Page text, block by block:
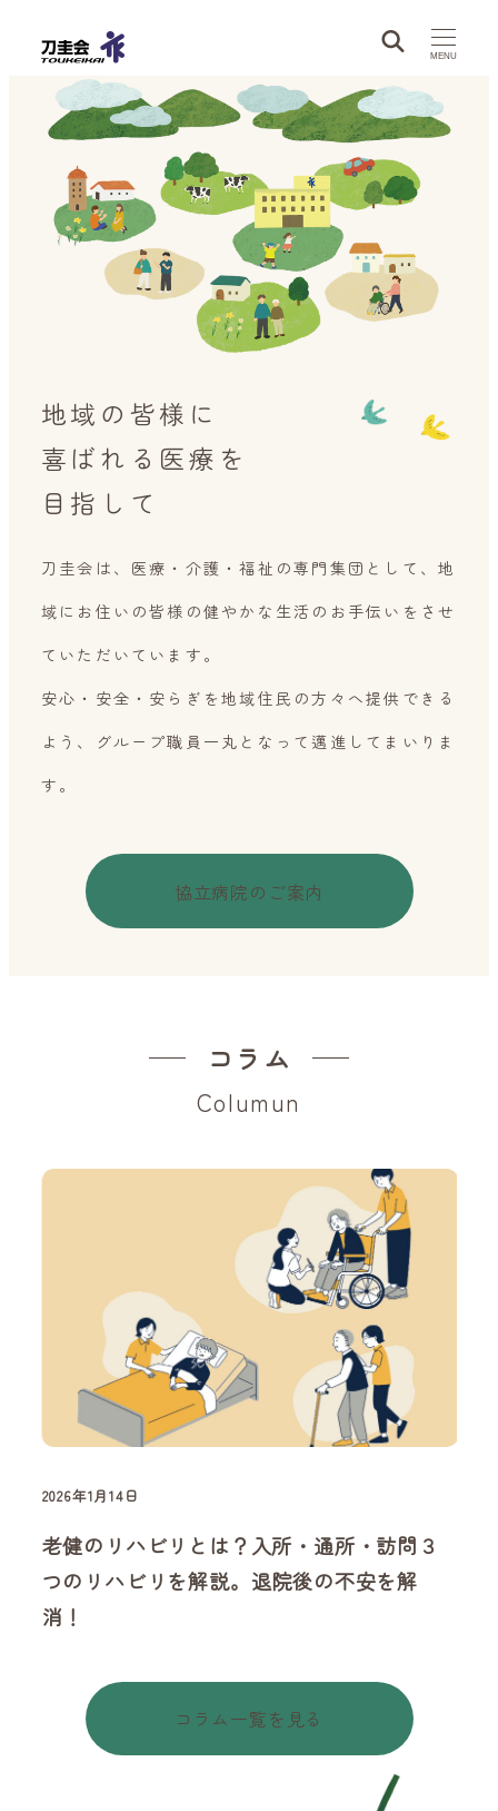
MENU
地域の皆様に
喜ばれる医療を
目指して
刀圭会は、医療・介護・福祉の専門集団として、地
域にお住いの皆様の健やかな生活の お手伝いをさせ
ていただいています。
安心・安全・安らぎを地域住民の方々へ提供できる
よう、
グループ職員一丸となって邁進してまいりま
す。
協立病院のご案内
コラム
Columun
老健のリハビリとは？入所・通所・訪問３
つのリハビリを解説。退院後の不安を解
消！
投稿日
2026年1月14日
コラム一覧を見る